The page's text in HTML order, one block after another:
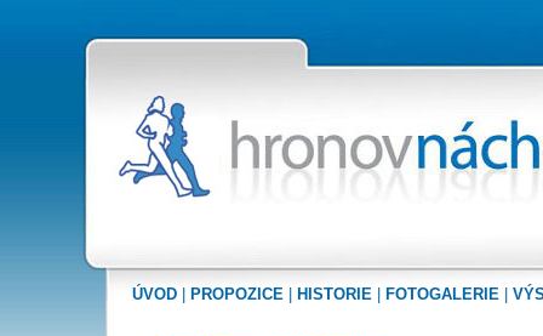
ÚVOD| PROPOZICE| HISTORIE| FOTOGALERIE|